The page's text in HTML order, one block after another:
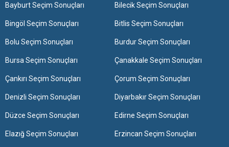
Bayburt Seçim Sonuçları Bilecik Seçim Sonuçları
Bingöl Seçim Sonuçları Bitlis Seçim Sonuçları
Bolu Seçim Sonuçları Burdur Seçim Sonuçları
Bursa Seçim Sonuçları Çanakkale Seçim Sonuçları
Çankırı Seçim Sonuçları Çorum Seçim Sonuçları
Denizli Seçim Sonuçları Diyarbakır Seçim Sonuçları
Düzce Seçim Sonuçları Edirne Seçim Sonuçları
Elazığ Seçim Sonuçları Erzincan Seçim Sonuçları